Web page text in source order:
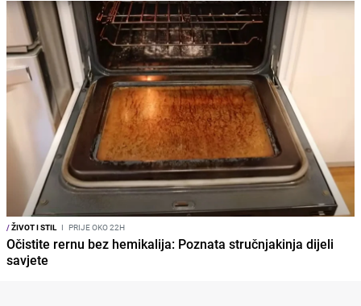
/ŽIVOT I STIL I PRIJE OKO 22H
Očistite rernu bez hemikalija: Poznata stručnjakinja dijeli
savjete